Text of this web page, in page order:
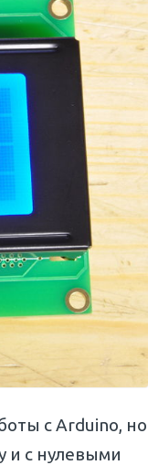
с Arduino, но
и с нулевыми